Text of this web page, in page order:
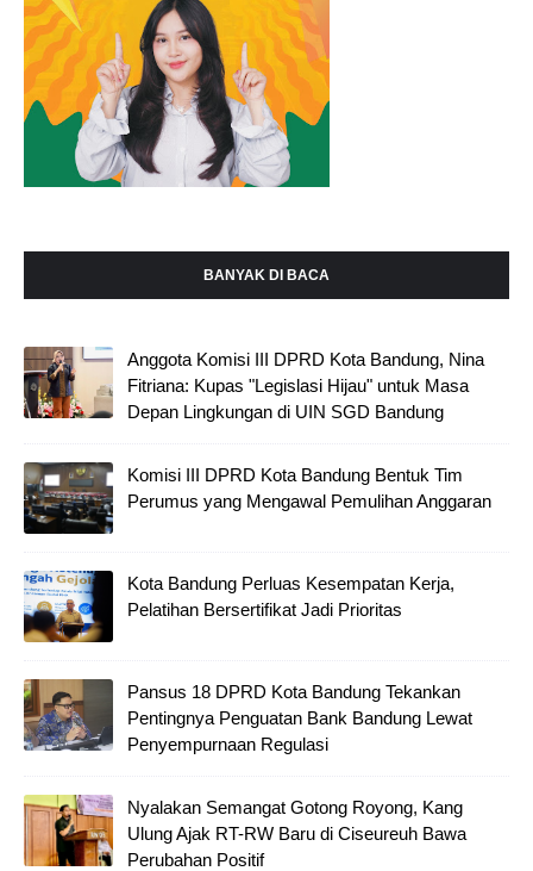
BANYAK DI BACA
Anggota Komisi III DPRD Kota Bandung, Nina
Fitriana: Kupas "Legislasi Hijau" untuk Masa
Depan Lingkungan di UIN SGD Bandung
Komisi III DPRD Kota Bandung Bentuk Tim
Perumus yang Mengawal Pemulihan Anggaran
Kota Bandung Perluas Kesempatan Kerja,
Pelatihan Bersertifikat Jadi Prioritas
Pansus 18 DPRD Kota Bandung Tekankan
Pentingnya Penguatan Bank Bandung Lewat
Penyempurnaan Regulasi
Nyalakan Semangat Gotong Royong, Kang
Ulung Ajak RT-RW Baru di Ciseureuh Bawa
Perubahan Positif